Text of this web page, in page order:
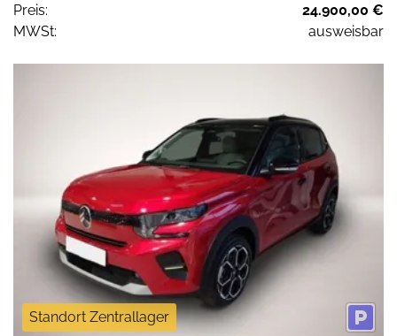
Preis:
24.900,00 €
MWSt:
ausweisbar
Standort Zentrallager